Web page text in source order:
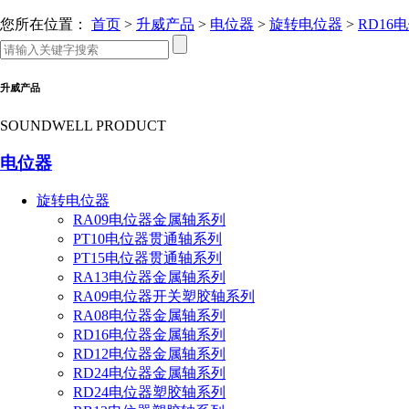
您所在位置： 首页 > 升威产品 > 电位器 > 旋转电位器 > RD16
升威产品
SOUNDWELL PRODUCT
电位器
旋转电位器
RA09电位器金属轴系列
PT10电位器贯通轴系列
PT15电位器贯通轴系列
RA13电位器金属轴系列
RA09电位器开关塑胶轴系列
RA08电位器金属轴系列
RD16电位器金属轴系列
RD12电位器金属轴系列
RD24电位器金属轴系列
RD24电位器塑胶轴系列